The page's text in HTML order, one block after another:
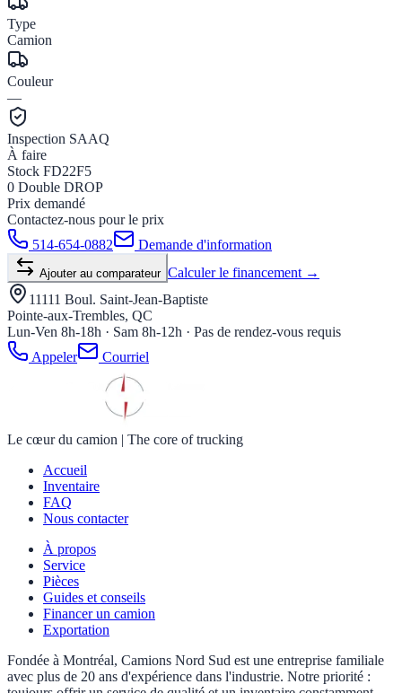
Type
Camion
Couleur
—
Inspection SAAQ
À faire
Stock FD22F5
0 Double DROP
Prix demandé
Contactez-nous pour le prix
514-654-0882
Demande d'information
Ajouter au comparateur Calculer le financement →
11111 Boul. Saint-Jean-Baptiste
Pointe-aux-Trembles, QC
Lun-Ven 8h-18h · Sam 8h-12h · Pas de rendez-vous requis
Appeler
Courriel
Le cœur du camion | The core of trucking
Accueil
Inventaire
FAQ
Nous contacter
À propos
Service
Pièces
Guides et conseils
Financer un camion
Exportation
Fondée à Montréal, Camions Nord Sud est une entreprise familiale
avec plus de 20 ans d'expérience dans l'industrie. Notre priorité :